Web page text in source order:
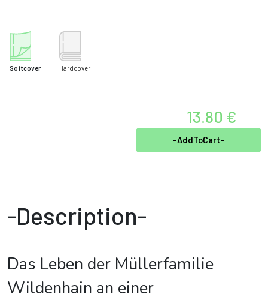
Softcover Hardcover
13.80 €
-AddToCart-
-Description-
Das Leben der Müllerfamilie
Wildenhain an einer